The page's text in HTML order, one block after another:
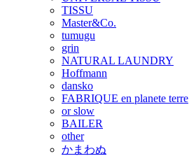
TISSU
Master&Co.
tumugu
grin
NATURAL LAUNDRY
Hoffmann
dansko
FABRIQUE en planete terre
or slow
BAILER
other
かまわぬ